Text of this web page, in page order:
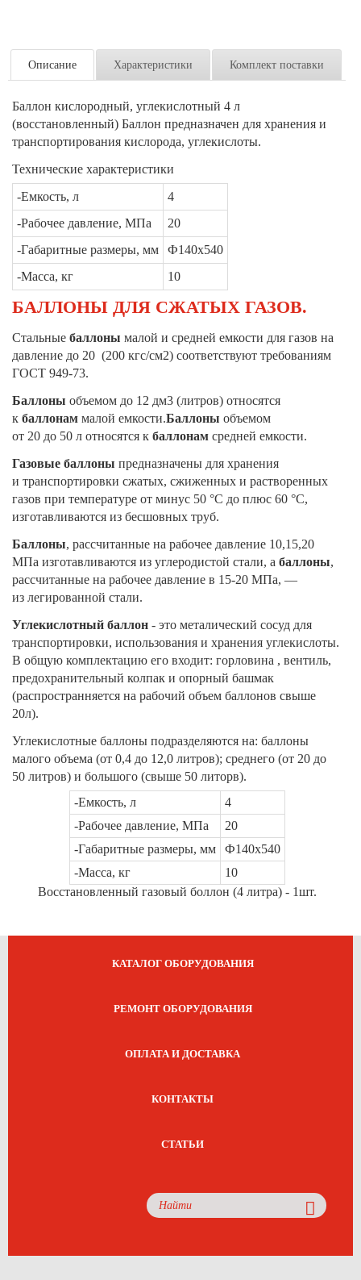
Описание Характеристики Комплект поставки
Баллон кислородный, углекислотный 4 л
(восстановленный) Баллон предназначен для хранения и
транспортирования кислорода, углекислоты.
Технические характеристики
-Емкость, л
4
-Рабочее давление, МПа
20
-Габаритные размеры, мм
Ф140х540
-Масса, кг
10
БАЛЛОНЫ ДЛЯ СЖАТЫХ ГАЗОВ.
Стальные баллоны малой и средней емкости для газов на
давление до 20 (200 кгс/см2) соответствуют требованиям
ГОСТ 949-73.
Баллоны объемом до 12 дм3 (литров) относятся
к баллонам малой емкости.Баллоны объемом
от 20 до 50 л относятся к баллонам средней емкости.
Газовые баллоны предназначены для хранения
и транспортировки сжатых, сжиженных и растворенных
газов при температуре от минус 50 °C до плюс 60 °C,
изготавливаются из бесшовных труб.
Баллоны, рассчитанные на рабочее давление 10,15,20
МПа изготавливаются из углеродистой стали, а баллоны,
рассчитанные на рабочее давление в 15-20 МПа, —
из легированной стали.
Углекислотный баллон - это металический сосуд для
транспортировки, использования и хранения углекислоты.
В общую комплектацию его входит: горловина , вентиль,
предохранительный колпак и опорный башмак
(распространняется на рабочий объем баллонов свыше
20л).
Углекислотные баллоны подразделяются на: баллоны
малого объема (от 0,4 до 12,0 литров); среднего (от 20 до
50 литров) и большого (свыше 50 литорв).
-Емкость, л
4
-Рабочее давление, МПа
20
-Габаритные размеры, мм
Ф140х540
-Масса, кг
10
Восстановленный газовый боллон (4 литра) - 1шт.
КАТАЛОГ ОБОРУДОВАНИЯ
РЕМОНТ ОБОРУДОВАНИЯ
ОПЛАТА И ДОСТАВКА
КОНТАКТЫ
СТАТЬИ